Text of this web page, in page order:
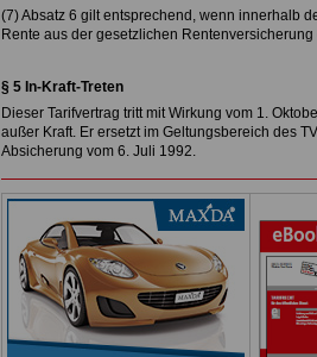
(7) Absatz 6 gilt entsprechend, wenn innerhalb
Rente aus der gesetzlichen Rentenversicherung
§ 5 In-Kraft-Treten
Dieser Tarifvertrag tritt mit Wirkung vom 1.
außer Kraft. Er ersetzt im Geltungsbereich des
Absicherung vom 6. Juli 1992.